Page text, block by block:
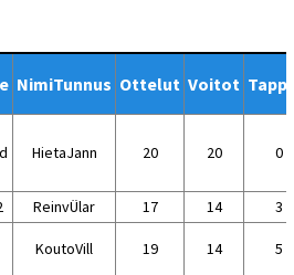
NimiTunnus Ottelut Voitot
HietaJann 20 20 0
ReinvÜlar 17 14
3
KoutoVill 19 14 5